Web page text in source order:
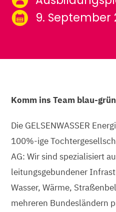
9. September
Komm ins Team blau-
Die GELSENWASSER
100%-ige
AG: Wir sind spezialisiert
leitungsgebundener
Wasser, Wärme,
mehreren Bundesländern